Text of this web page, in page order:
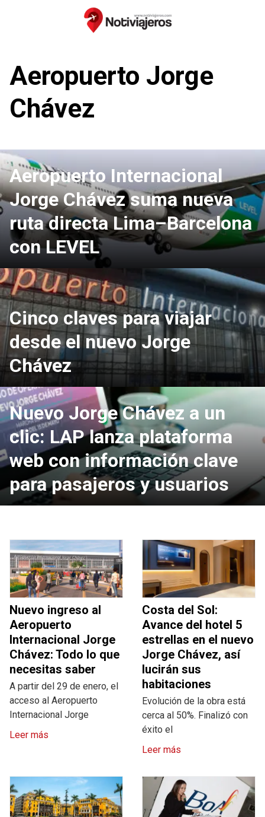
Aeropuerto Jorge
Chávez
Aeropuerto Internacional
Jorge Chávez suma nueva
ruta directa Lima–Barcelona
con LEVEL
Cinco claves para viajar
desde el nuevo Jorge
Chávez
Nuevo Jorge Chávez a un
clic: LAP lanza plataforma
web con información clave
para pasajeros y usuarios
Nuevo ingreso al
Aeropuerto
Internacional Jorge
Chávez: Todo lo que
necesitas saber
A partir del 29 de enero, el
acceso al Aeropuerto
Internacional Jorge
Leer más
Costa del Sol:
Avance del hotel 5
estrellas en el nuevo
Jorge Chávez, así
lucirán sus
habitaciones
Evolución de la obra está
cerca al 50%. Finalizó con
éxito el
Leer más